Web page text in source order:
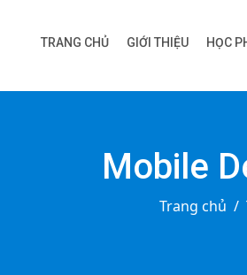
TRANG CHỦ GIỚI THIỆU HỌC
Mobile
Trang chủ